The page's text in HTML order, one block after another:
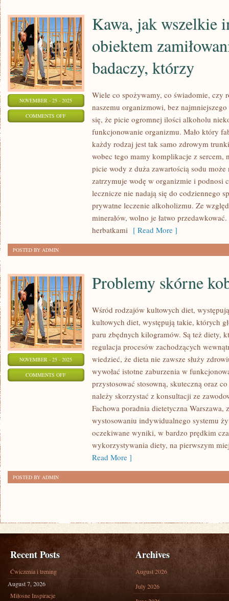
I
NOVEMBER - 25 - 2025
COMMENTS OFFON
ZAMIŁOWANIA
BADACZY,
KTÓRZY
Kawa, jak wszelkie
obiektem
badaczy, którzy
Wiele co spożywamy, co świadomie, czy
naszemu organizmowi, bez
się, że picie ogromnej ilości alkoholu
funkcjonowanie organizmu. Mało który
każdy rodzaj jest tak samo zdrowym
wobec tego mamy komplikacje z sercem,
picie wody z duża zawartością sodu
zatrzymuje wodę w organizmie i podnosi
lecznicze nie nadają się do codziennego
prywatne leczenie alkoholizmu. Ze
minerałów, wolno je łatwo
herbatkami [ Read More ]
POSTED BY ADMIN
NOVEMBER - 25 - 2025
COMMENTS OFFON
PROBLEMY
Problemy skórne
Wśród rodzajów kultowych diet,
kultowych diet, występują takie, których
paru zbędnych kilogramów. Są też diety,
regulacja procesów zachodzących
wiedzieć, że dieta nie zawsze służy
wywołać istotne zaburzenia w
przystosować stosowną, skuteczną oraz
należy skorzystać z konsultacji ze
Fachowa poradnia dietetyczna Warszawa,
wystosowaniu indywidualnego systemu
oczekiwane wyniki, w bardzo prędkim
wykorzystywania diety, na pierwszym
Read More ]
POSTED BY ADMIN
Recent Posts
Ćwiczenia i trening
August 7, 2026
Miłosne Inspiracje
Archives
August 2026
July 2026